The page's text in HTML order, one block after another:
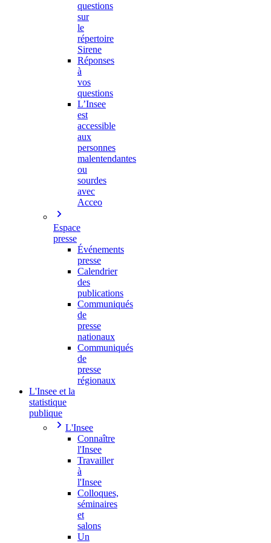
questions
sur
le
répertoire
Sirene
Réponses
à
vos
questions
L’Insee
est
accessible
aux
personnes
malentendantes
ou
sourdes
avec
Acceo
Espace
presse
Événements
presse
Calendrier
des
publications
Communiqués
de
presse
nationaux
Communiqués
de
presse
régionaux
L'Insee et la
statistique
publique
L'Insee
Connaître
l'Insee
Travailler
à
l'Insee
Colloques,
séminaires
et
salons
Un